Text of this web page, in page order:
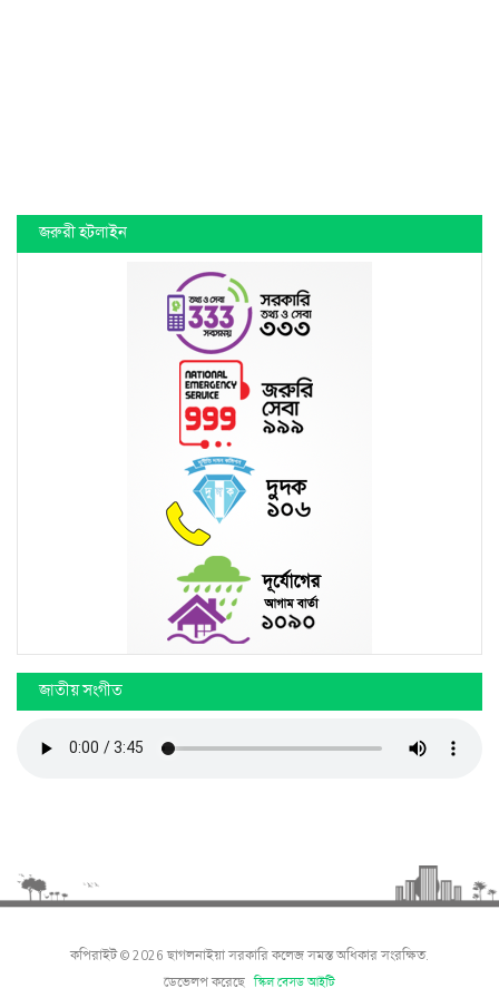
জরুরী হটলাইন
জাতীয় সংগীত
কপিরাইট © 2026 ছাগলনাইয়া সরকারি কলেজ সমস্ত অধিকার সংরক্ষিত.
ডেভেলপ করেছে স্কিল বেসড আইটি